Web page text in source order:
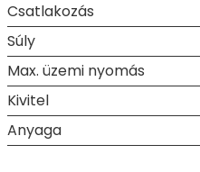
Csatlakozás
Súly
Max. üzemi nyomás
Kivitel
Anyaga